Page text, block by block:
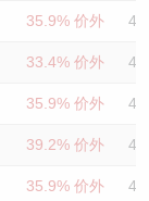
35.9% 价外
33.4% 价外
35.9% 价外 42
39.2% 价外
35.9% 价外